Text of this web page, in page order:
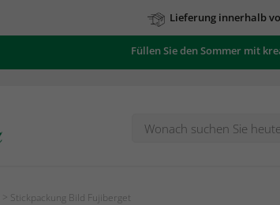
Lieferung innerhalb
Füllen Sie den Sommer mit
> Stickpackung Bild Fujiberget